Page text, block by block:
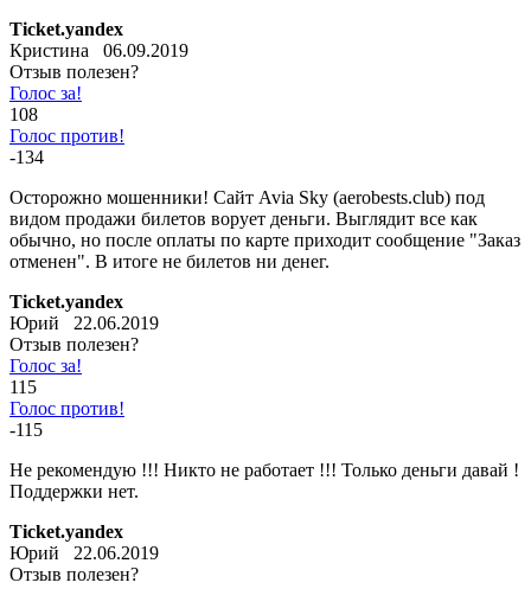
Ticket.yandex
Кристина 06.09.2019
Отзыв полезен?
Голос за!
108
Голос против!
-134
Осторожно мошенники! Сайт Avia Sky (aerobests.club) под
видом продажи билетов ворует деньги. Выглядит все как
обычно, но после оплаты по карте приходит сообщение "Заказ
отменен". В итоге не билетов ни денег.
Ticket.yandex
Юрий 22.06.2019
Отзыв полезен?
Голос за!
115
Голос против!
-115
Не рекомендую !!! Никто не работает !!! Только деньги давай !
Поддержки нет.
Ticket.yandex
Юрий 22.06.2019
Отзыв полезен?